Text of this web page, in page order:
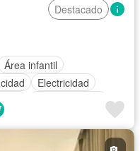
Destacado
Área infantil
Electricidad